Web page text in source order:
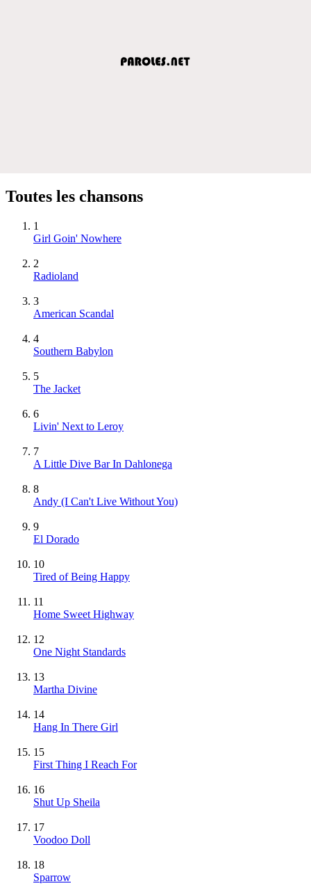
Toutes les chansons
1
Girl Goin' Nowhere
2
Radioland
3
American Scandal
4
Southern Babylon
5
The Jacket
6
Livin' Next to Leroy
7
A Little Dive Bar In Dahlonega
8
Andy (I Can't Live Without You)
9
El Dorado
10
Tired of Being Happy
11
Home Sweet Highway
12
One Night Standards
13
Martha Divine
14
Hang In There Girl
15
First Thing I Reach For
16
Shut Up Sheila
17
Voodoo Doll
18
Sparrow